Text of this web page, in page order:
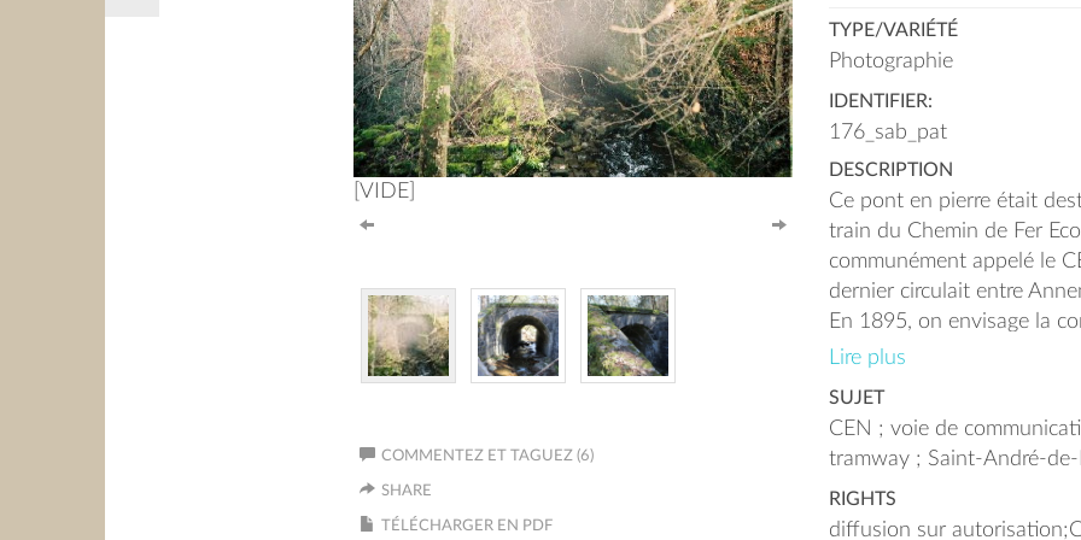
[VIDE]
COMMENTEZ ET TAGUEZ (6)
SHARE
TÉLÉCHARGER EN PDF
TYPE/VARIÉTÉ
Photographie
IDENTIFIER:
176_sab_pat
DESCRIPTION
Ce pont en pierre était
train du Chemin de Fer
communément appelé le
dernier circulait entre
En 1895, on envisage la
ligne entre Pont-de-
de prolonger la ligne
Tous les terrains sont
commencent en 1923. Ils
1926 pour des problèmes
Lire plus
SUJET
CEN ; voie de
tramway ; Saint-André-de-
RIGHTS
diffusion sur